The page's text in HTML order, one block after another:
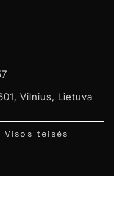
Vilnius, Lietuva
teisės